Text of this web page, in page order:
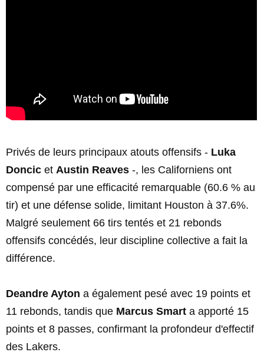
Privés de leurs principaux atouts offensifs - Luka
Doncic et Austin Reaves -, les Californiens ont
compensé par une efficacité remarquable (60.6 % au
tir) et une défense solide, limitant Houston à 37.6%.
Malgré seulement 66 tirs tentés et 21 rebonds
offensifs concédés, leur discipline collective a fait la
différence.
Deandre Ayton a également pesé avec 19 points et
11 rebonds, tandis que Marcus Smart a apporté 15
points et 8 passes, confirmant la profondeur d'effectif
des Lakers.